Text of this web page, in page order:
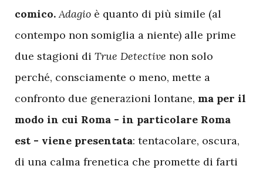
comico. Adagio è quanto di più simile (al
contempo non somiglia a niente) alle prime
due stagioni di True Detective non solo
perché, consciamente o meno, mette a
confronto due generazioni lontane, ma per il
modo in cui Roma - in particolare Roma
est - viene presentata: tentacolare, oscura,
di una calma frenetica che promette di farti